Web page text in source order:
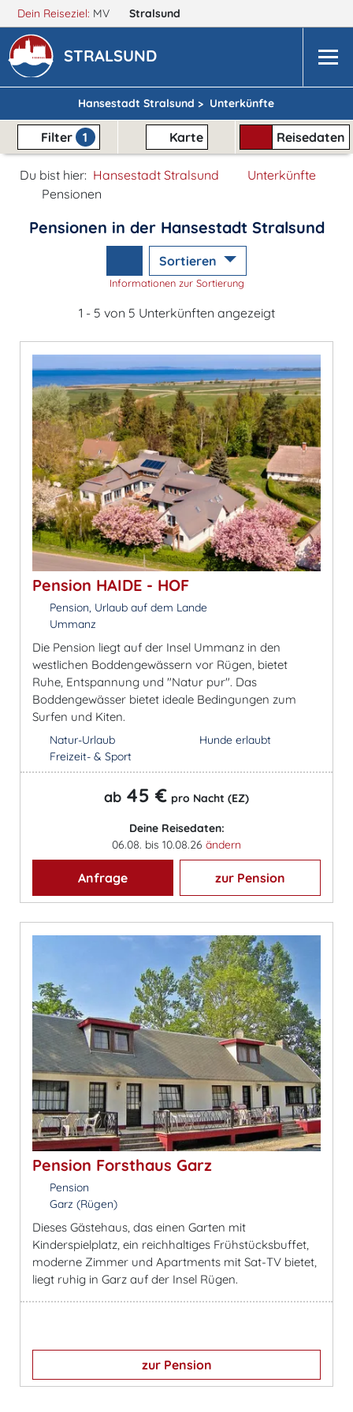
Dein Reiseziel: MV Stralsund
STRALSUND
Hansestadt Stralsund > Unterkünfte
Filter 1 Karte Reisedaten
Du bist hier: Hansestadt Stralsund
Unterkünfte
Pensionen
Pensionen in der Hansestadt Stralsund
Sortieren
Informationen zur Sortierung
1 - 5 von 5 Unterkünften angezeigt
Pension HAIDE - HOF
Pension, Urlaub auf dem Lande
Ummanz
Die Pension liegt auf der Insel Ummanz in den
westlichen Boddengewässern vor Rügen, bietet
Ruhe, Entspannung und "Natur pur". Das
Boddengewässer bietet ideale Bedingungen zum
Surfen und Kiten.
Natur-Urlaub
Freizeit- & Sport
Hunde erlaubt
ab 45 € pro Nacht (EZ)
Deine Reisedaten:
06.08. bis 10.08.26 ändern
Anfrage zur Pension
Pension Forsthaus Garz
Pension
Garz (Rügen)
Dieses Gästehaus, das einen Garten mit
Kinderspielplatz, ein reichhaltiges Frühstücksbuffet,
moderne Zimmer und Apartments mit Sat-TV bietet,
liegt ruhig in Garz auf der Insel Rügen.
zur Pension